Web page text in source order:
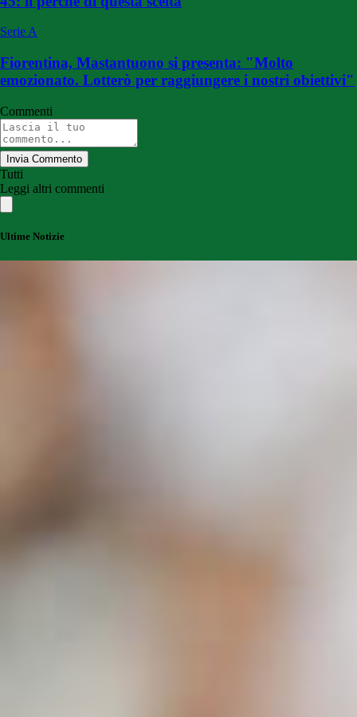
Serie A
Fiorentina, Mastantuono si presenta: "Molto
emozionato. Lotterò per raggiungere i nostri obiettivi"
Commenti
Invia Commento
Tutti
Leggi altri commenti
Ultime Notizie